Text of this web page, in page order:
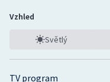
TV program
Vzhled
Světlý